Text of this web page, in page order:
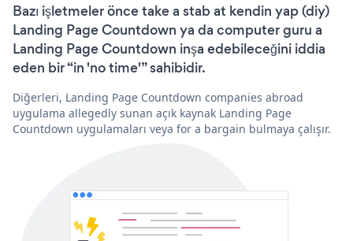
Bazı işletmeler önce take a stab at kendin yap (diy)
Landing Page Countdown ya da computer guru a
Landing Page Countdown inşa edebileceğini iddia
eden bir “in 'no time'” sahibidir.
Diğerleri, Landing Page Countdown companies abroad
uygulama allegedly sunan açık kaynak Landing Page
Countdown uygulamaları veya for a bargain bulmaya çalışır.